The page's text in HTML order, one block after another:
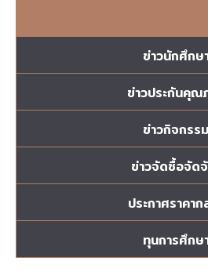
ข่าวนักศึกษ
ข่าวประกันคุณ
ข่าวกิจกรรม
ข่าวจัดซื้อจัด
ประกาศราคาก
ทุนการศึกษ